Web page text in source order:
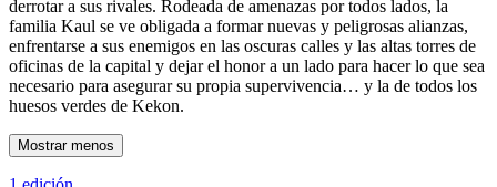
derrotar a sus rivales. Rodeada de amenazas por todos lados, la
familia Kaul se ve obligada a formar nuevas y peligrosas alianzas,
enfrentarse a sus enemigos en las oscuras calles y las altas torres de
oficinas de la capital y dejar el honor a un lado para hacer lo que sea
necesario para asegurar su propia supervivencia… y la de todos los
huesos verdes de Kekon.
Mostrar menos